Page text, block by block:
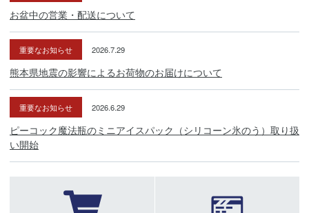
お盆中の営業・配送について
重要なお知らせ 2026.7.29
熊本県地震の影響によるお荷物のお届けについて
重要なお知らせ 2026.6.29
ピーコック魔法瓶のミニアイスパック（シリコーン氷のう）取り扱
い開始